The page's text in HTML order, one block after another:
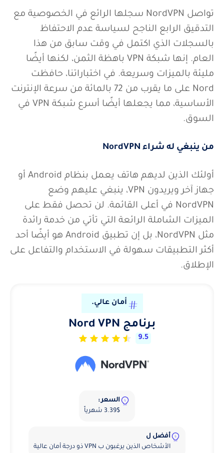
تواصل NordVPN سجلها الرائع في الخصوصية مع
التدقيق الرابع الناجح لسياسة عدم الاحتفاظ
بالسجلات الذي اكتمل في وقت سابق من هذا
العام. إنها شبكة VPN باهظة الثمن، لكنها أيضًا
مليئة بالميزات وسريعة. في اختباراتنا، حافظت
Nord على ما يقرب من 72 بالمائة من سرعة الإنترنت
الأساسية، مما يجعلها أيضًا أسرع شبكة VPN في
السوق.
من ينبغي له شراء NordVPN
أولئك الذين لديهم هاتف يعمل بنظام Android أو
جهاز آخر ويريدون VPN، ينبغي عليهم وضع
NordVPN في أعلى القائمة. لن تحصل فقط على
الميزات الشاملة الرائعة التي تأتي من خدمة رائدة
مثل NordVPN، بل إن تطبيق Android هو أيضًا أحد
أكثر التطبيقات سهولة في الاستخدام والتفاعل على
الإطلاق.
أمان عالي.
برنامج Nord VPN
9.5
السعر :
3.39$ شهرياً
أفضل ل
الأشخاص الذين يرغبون ب VPN ذو درجة أمان عالية